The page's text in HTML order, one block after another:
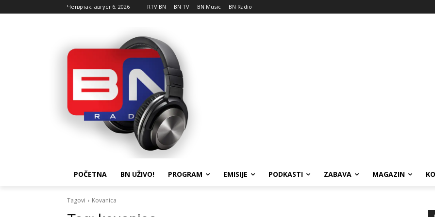
Четвртак, август 6, 2026 RTV BN BN TV BN Music BN Radio
POČETNA BN UŽIVO! PROGRAM EMISIJE PODKASTI ZABAVA MAGAZIN
Tagovi Kovanica